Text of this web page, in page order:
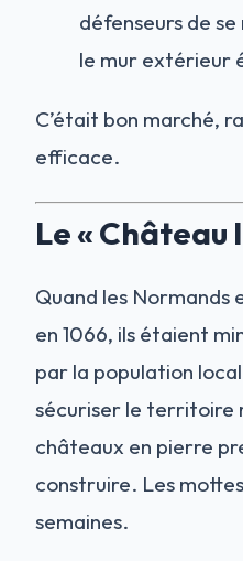
défenseurs de
le mur extérieur
C’était bon marché,
efficace.
Le « Château
Quand les Normands
en 1066, ils étaient
par la population
sécuriser le territoire
châteaux en pierre
construire. Les
semaines.